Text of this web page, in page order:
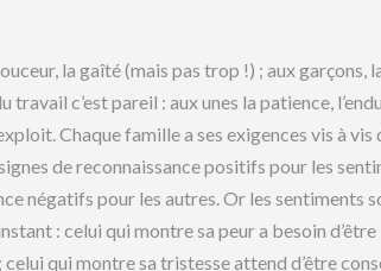
la gaîté (mais pas trop !) ; aux garçons,
c’est pareil : aux unes la patience,
Chaque famille a ses exigences vis à vis
de reconnaissance positifs pour les
négatifs pour les autres. Or les sentiments
: celui qui montre sa peur a besoin d’être
qui montre sa tristesse attend d’être